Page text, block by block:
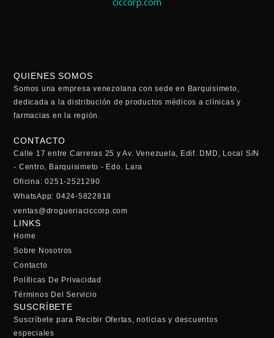
QUIENES SOMOS
Somos una empresa venezolana con sede en Barquisimeto,
dedicada a la distribución de productos médicos a clínicas y
farmacias en la región.
CONTACTO
Calle 17 entre Carreras 25 y Av. Venezuela, Edif. DMD, Local S/N
- Centro, Barquisimeto - Edo. Lara
Oficina: 0251-2521290
WhatsApp: 0424-5822818
ventas@drogueriaciccorp.com
LINKS
Home
Sobre Nosotros
Contacto
Políticas De Privacidad
Términos Del Servicio
SUSCRÍBETE
Suscríbete para Recibir Ofertas, noticias y descuentos
especiales